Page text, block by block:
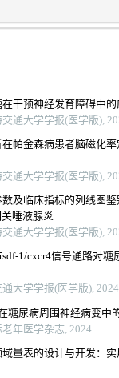
干预神经发育障碍中
通大学学报(医学版),
帕金森病患者脑磁化率
通大学学报(医学版),
及临床指标的列线图
唾液腺炎
通大学学报(医学版),
1/cxcr4信号通路对糖
大学学报(医学版), 2024
糖尿病周围神经病变中
年医学杂志, 2024
量表的设计与开发：